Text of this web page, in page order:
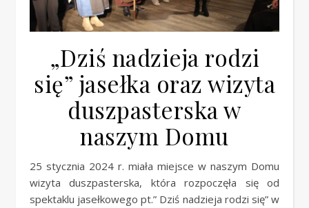
„Dziś nadzieja rodzi
się” jasełka oraz wizyta
duszpasterska w
naszym Domu
25 stycznia 2024 r. miała miejsce w naszym Domu
wizyta duszpasterska, która rozpoczęła się od
spektaklu jasełkowego pt.” Dziś nadzieja rodzi się” w